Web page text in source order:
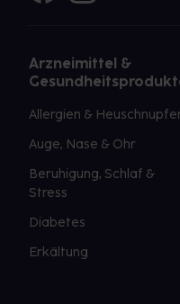
Arzneimittel &
Allergien &
Auge, Nase & Ohr
Beruhigung, Schlaf &
Stress
Diabetes
Erkältung